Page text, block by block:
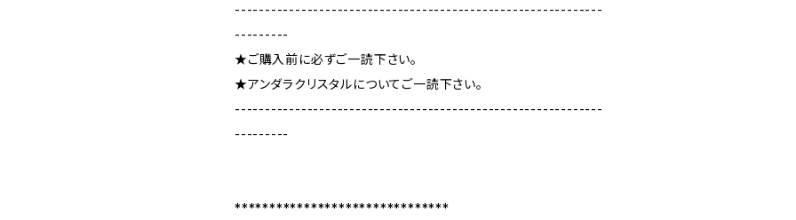
-------------------------------------------------------------
---------
★ご購入前に必ずご一読下さい。
★アンダラクリスタルについてご一読下さい。
-------------------------------------------------------------
---------
*******************************